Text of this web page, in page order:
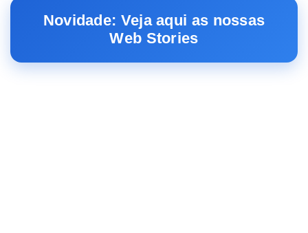
Novidade: Veja aqui as nossas
Web Stories